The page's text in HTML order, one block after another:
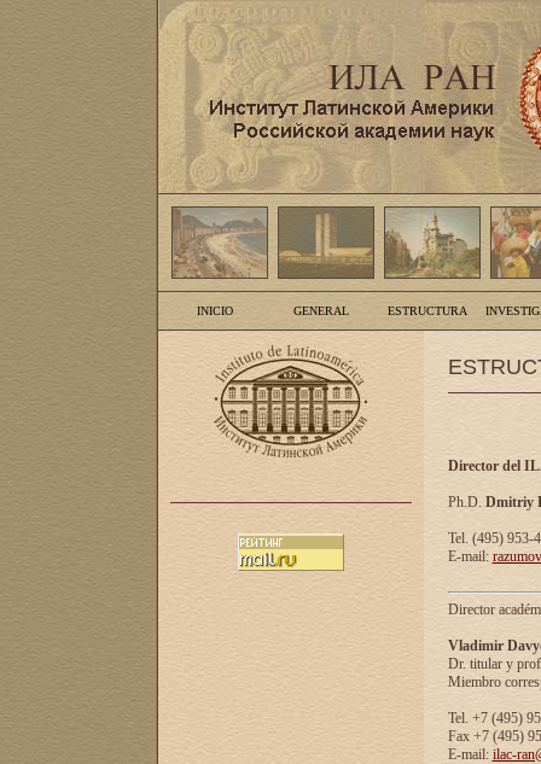
INICIO GENERAL ESTRUCTURA
Director del
Ph.D. Dmitriy
Tel. (495) 953-
E-mail:
Director
Vladimir
Dr. titular y
Miembro
Tel. +7 (495)
Fax +7 (495)
E-mail: ilac-